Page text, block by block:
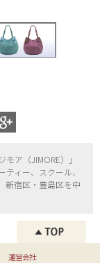
モア（JIMORE）」
ィー、
スクール、
新宿区・ 豊島区を中
運営会社